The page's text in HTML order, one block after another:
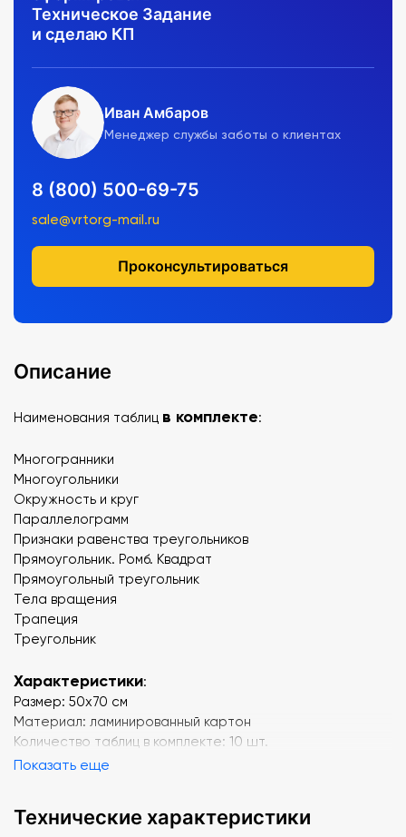
Техническое Задание
и сделаю КП
Иван Амбаров
Менеджер службы заботы о клиентах
8 (800) 500-69-75
sale@vrtorg-mail.ru
Проконсультироваться
Описание
Наименования таблиц в комплекте:
Многогранники
Многоугольники
Окружность и круг
Параллелограмм
Признаки равенства треугольников
Прямоугольник. Ромб. Квадрат
Прямоугольный треугольник
Тела вращения
Трапеция
Треугольник
Характеристики:
Размер: 50х70 см
Материал: ламинированный картон
Количество таблиц в комплекте: 10 шт.
Показать еще
Технические характеристики